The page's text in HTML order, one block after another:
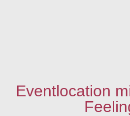
Eventlocation